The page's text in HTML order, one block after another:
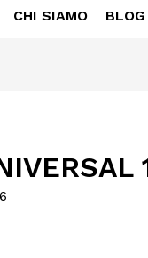
CHI SIAMO BLOG